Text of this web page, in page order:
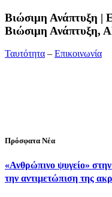
Bιώσιμη Ανάπτυξη |
Βιώσιμη Ανάπτυξη,
Ταυτότητα – Επικοινωνία
Πρόσφατα Νέα
«Ανθρώπινο ψυγείο»
την αντιμετώπιση της